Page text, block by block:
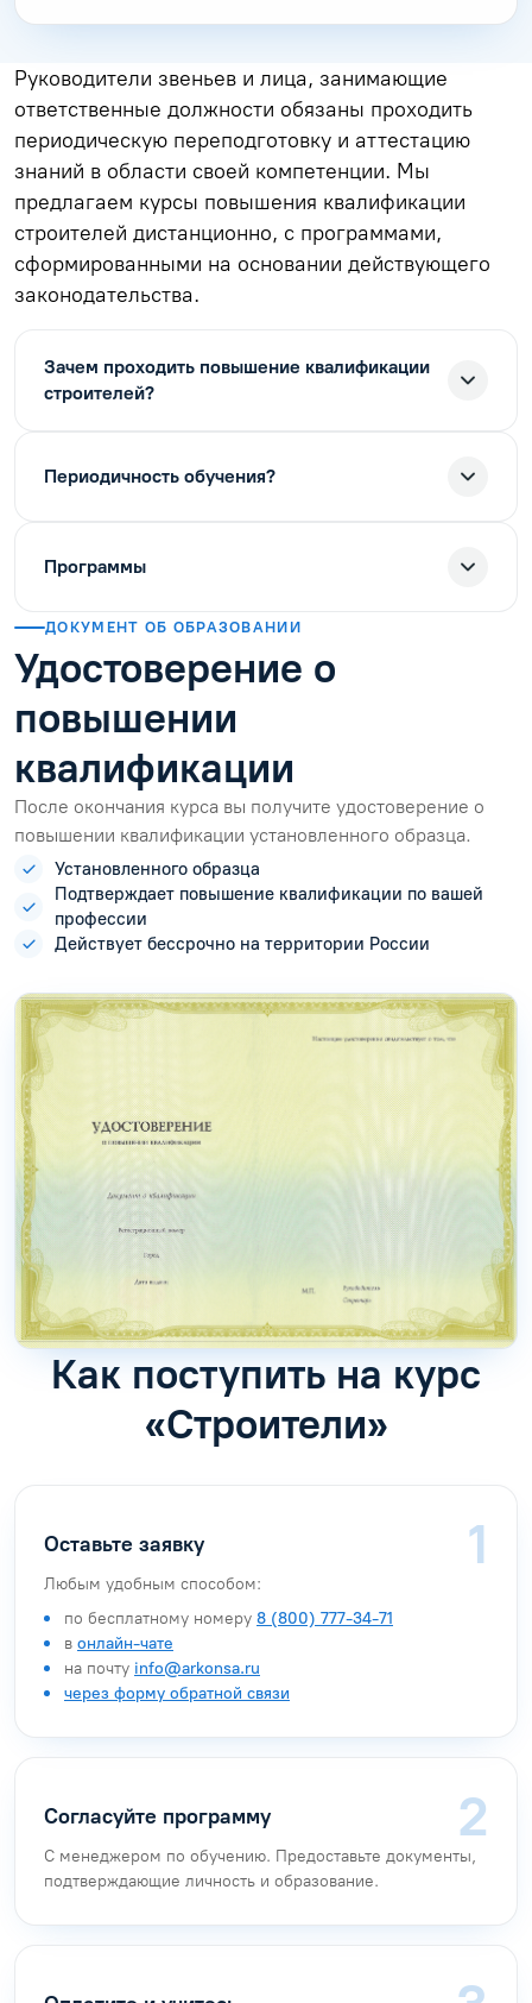
Руководители звеньев и лица, занимающие
ответственные должности обязаны проходить
периодическую переподготовку и аттестацию
знаний в области своей компетенции. Мы
предлагаем курсы повышения квалификации
строителей дистанционно, с программами,
сформированными на основании действующего
законодательства.
Зачем проходить повышение квалификации
строителей?
Периодичность обучения?
Программы
ДОКУМЕНТ ОБ ОБРАЗОВАНИИ
Удостоверение о
повышении
квалификации
После окончания курса вы получите удостоверение о
повышении квалификации установленного образца.
Установленного образца
Подтверждает повышение квалификации по вашей
профессии
Действует бессрочно на территории России
Как поступить на курс
«Строители»
Оставьте заявку
Любым удобным способом:
по бесплатному номеру 8 (800) 777-34-71
в онлайн-чате
на почту info@arkonsa.ru
через форму обратной связи
Согласуйте программу
С менеджером по обучению. Предоставьте документы,
подтверждающие личность и образование.